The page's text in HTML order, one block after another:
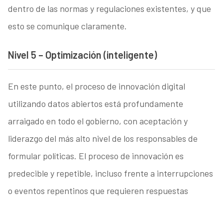
dentro de las normas y regulaciones existentes, y que
esto se comunique claramente.
Nivel 5 – Optimización (inteligente)
En este punto, el proceso de innovación digital
utilizando datos abiertos está profundamente
arraigado en todo el gobierno, con aceptación y
liderazgo del más alto nivel de los responsables de
formular políticas. El proceso de innovación es
predecible y repetible, incluso frente a interrupciones
o eventos repentinos que requieren respuestas